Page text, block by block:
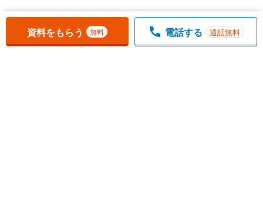
お気に入りに追加しました。 一覧を開く
資料をもらう 無料 電話する 通話無料